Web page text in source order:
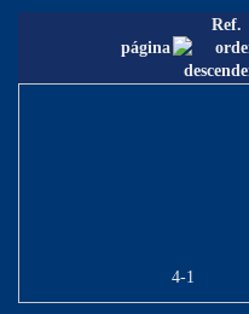
página
Ref.
4-1